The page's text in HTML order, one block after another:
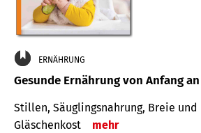
ERNÄHRUNG
Gesunde Ernährung von Anfang an
Stillen, Säuglingsnahrung, Breie und
Gläschenkost
mehr